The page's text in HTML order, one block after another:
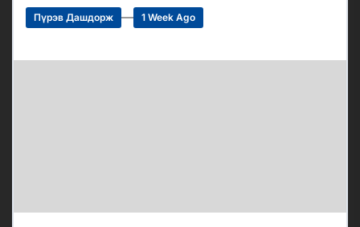
Пүрэв Дашдорж 1 Week Ago